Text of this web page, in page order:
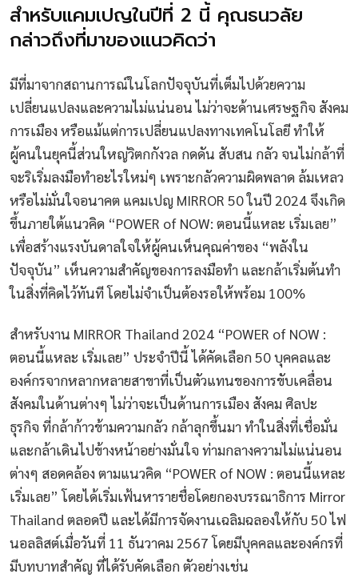
สำหรับแคมเปญในปีที่ 2 นี้ คุณธนวลัย
กล่าวถึงที่มาของแนวคิดว่า
มีที่มาจากสถานการณ์ในโลกปัจจุบันที่เต็มไปด้วยความ
เปลี่ยนแปลงและความไม่แน่นอน ไม่ว่าจะด้านเศรษฐกิจ สังคม
การเมือง หรือแม้แต่การเปลี่ยนแปลงทางเทคโนโลยี ทำให้
ผู้คนในยุคนี้ส่วนใหญ่วิตกกังวล กดดัน สับสน กลัว จนไม่กล้าที่
จะริเริ่มลงมือทำอะไรใหม่ๆ เพราะกลัวความผิดพลาด ล้มเหลว
หรือไม่มั่นใจอนาคต แคมเปญ MIRROR 50 ในปี 2024 จึงเกิด
ขึ้นภายใต้แนวคิด “POWER of NOW: ตอนนี้แหละ เริ่มเลย”
เพื่อสร้างแรงบันดาลใจให้ผู้คนเห็นคุณค่าของ “พลังใน
ปัจจุบัน” เห็นความสำคัญของการลงมือทำ และกล้าเริ่มต้นทำ
ในสิ่งที่คิดไว้ทันที โดยไม่จำเป็นต้องรอให้พร้อม 100%
สำหรับงาน MIRROR Thailand 2024 “POWER of NOW :
ตอนนี้แหละ เริ่มเลย” ประจำปีนี้ ได้คัดเลือก 50 บุคคลและ
องค์กรจากหลากหลายสาขาที่เป็นตัวแทนของการขับเคลื่อน
สังคมในด้านต่างๆ ไม่ว่าจะเป็นด้านการเมือง สังคม ศิลปะ
ธุรกิจ ที่กล้าก้าวข้ามความกลัว กล้าลุกขึ้นมา ทำในสิ่งที่เชื่อมั่น
และกล้าเดินไปข้างหน้าอย่างมั่นใจ ท่ามกลางความไม่แน่นอน
ต่างๆ สอดคล้อง ตามแนวคิด “POWER of NOW : ตอนนี้แหละ
เริ่มเลย” โดยได้เริ่มเฟ้นหารายชื่อโดยกองบรรณาธิการ Mirror
Thailand ตลอดปี และได้มีการจัดงานเฉลิมฉลองให้กับ 50 ไฟ
นอลลิสต์เมื่อวันที่ 11 ธันวาคม 2567 โดยมีบุคคลและองค์กรที่
มีบทบาทสำคัญ ที่ได้รับคัดเลือก ตัวอย่างเช่น